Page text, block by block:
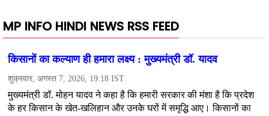
MP INFO HINDI NEWS RSS FEED